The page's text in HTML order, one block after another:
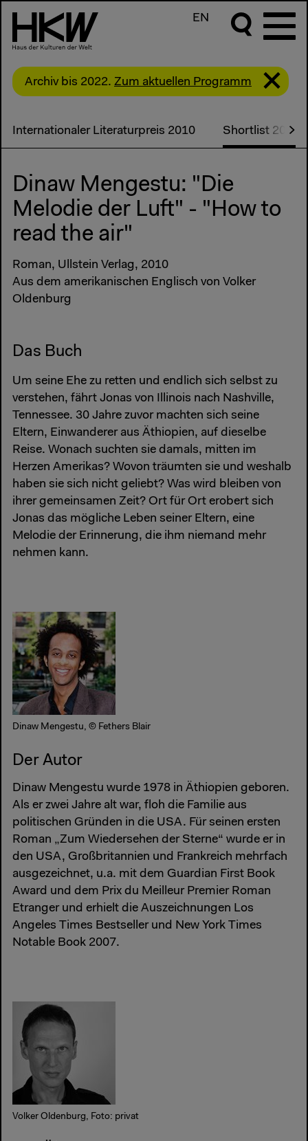
EN
Archiv bis 2022. Zum aktuellen Programm
Internationaler Literaturpreis 2010 Shortlist 2010
Dinaw Mengestu: "Die
Melodie der Luft" - "How to
read the air"
Roman, Ullstein Verlag, 2010
Aus dem amerikanischen Englisch von Volker
Oldenburg
Das Buch
Um seine Ehe zu retten und endlich sich selbst zu
verstehen, fährt Jonas von Illinois nach Nashville,
Tennessee. 30 Jahre zuvor machten sich seine
Eltern, Einwanderer aus Äthiopien, auf dieselbe
Reise. Wonach suchten sie damals, mitten im
Herzen Amerikas? Wovon träumten sie und weshalb
haben sie sich nicht geliebt? Was wird bleiben von
ihrer gemeinsamen Zeit? Ort für Ort erobert sich
Jonas das mögliche Leben seiner Eltern, eine
Melodie der Erinnerung, die ihm niemand mehr
nehmen kann.
Dinaw Mengestu, © Fethers Blair
Der Autor
Dinaw Mengestu wurde 1978 in Äthiopien geboren.
Als er zwei Jahre alt war, floh die Familie aus
politischen Gründen in die USA. Für seinen ersten
Roman „Zum Wiedersehen der Sterne“ wurde er in
den USA, Großbritannien und Frankreich mehrfach
ausgezeichnet, u.a. mit dem Guardian First Book
Award und dem Prix du Meilleur Premier Roman
Etranger und erhielt die Auszeichnungen Los
Angeles Times Bestseller und New York Times
Notable Book 2007.
Volker Oldenburg, Foto: privat